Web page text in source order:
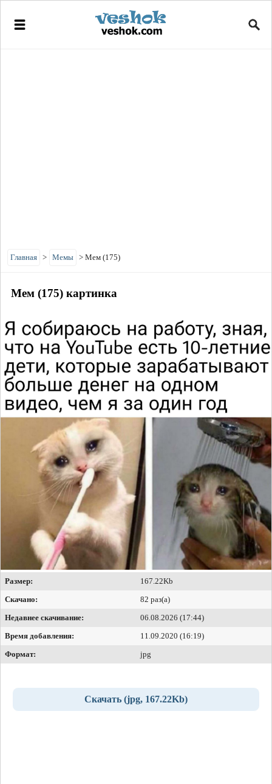
Главная > Мемы > Мем (175)
Мем (175) картинка
Размер:
167.22Kb
Скачано:
82 раз(а)
Недавнее скачивание:
06.08.2026 (17:44)
Время добавления:
11.09.2020 (16:19)
Формат:
jpg
Скачать (jpg, 167.22Kb)